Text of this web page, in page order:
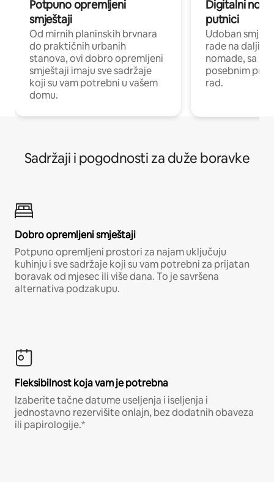
Potpuno opremljeni
smještaji
Od mirnih planinskih brvnara
do praktičnih urbanih
stanova, ovi dobro opremljeni
smještaji imaju sve sadržaje
koji su vam potrebni u vašem
domu.
Digitalni
putnici
Udoban
rade na
nomade, sa
posebnim
rad.
Sadržaji i pogodnosti za duže boravke
Dobro opremljeni smještaji
Potpuno opremljeni prostori za najam uključuju
kuhinju i sve sadržaje koji su vam potrebni za prijatan
boravak od mjesec ili više dana. To je savršena
alternativa podzakupu.
Fleksibilnost koja vam je potrebna
Izaberite tačne datume useljenja i iseljenja i
jednostavno rezervišite onlajn, bez dodatnih obaveza
ili papirologije.*